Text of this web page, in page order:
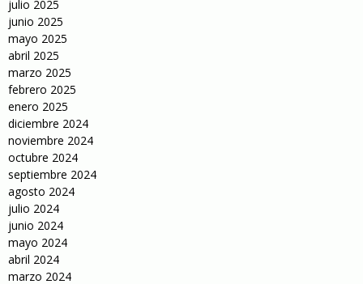
julio 2025
junio 2025
mayo 2025
abril 2025
marzo 2025
febrero 2025
enero 2025
diciembre 2024
noviembre 2024
octubre 2024
septiembre 2024
agosto 2024
julio 2024
junio 2024
mayo 2024
abril 2024
marzo 2024